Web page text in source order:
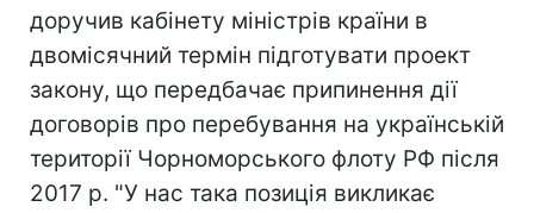
доручив кабінету міністрів країни в
двомісячний термін підготувати проект
закону, що передбачає припинення дії
договорів про перебування на українській
території Чорноморського флоту РФ після
2017 р. "У нас така позиція викликає